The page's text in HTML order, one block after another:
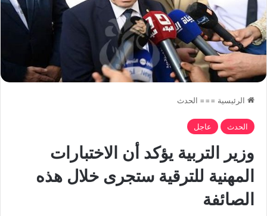
الرئيسية === الحدث
الحدث عاجل
وزير التربية يؤكد أن الاختبارات
المهنية للترقية ستجرى خلال هذه
الصائفة